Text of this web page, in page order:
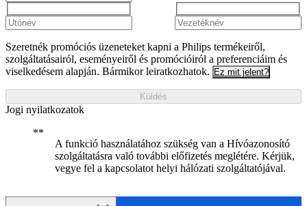
Szeretnék promóciós üzeneteket kapni a Philips termékeiről,
szolgáltatásairól, eseményeiről és promócióiról a preferenciáim és
viselkedésem alapján. Bármikor leiratkozhatok. Ez mit jelent?
Küldés
Jogi nyilatkozatok
A funkció használatához szükség van a Hívóazonosító
szolgáltatásra való további előfizetés meglétére. Kérjük,
vegye fel a kapcsolatot helyi hálózati szolgáltatójával.